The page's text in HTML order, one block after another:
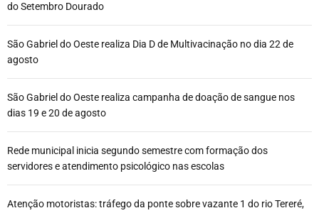
do Setembro Dourado
São Gabriel do Oeste realiza Dia D de Multivacinação no dia 22 de
agosto
São Gabriel do Oeste realiza campanha de doação de sangue nos
dias 19 e 20 de agosto
Rede municipal inicia segundo semestre com formação dos
servidores e atendimento psicológico nas escolas
Atenção motoristas: tráfego da ponte sobre vazante 1 do rio Tereré,